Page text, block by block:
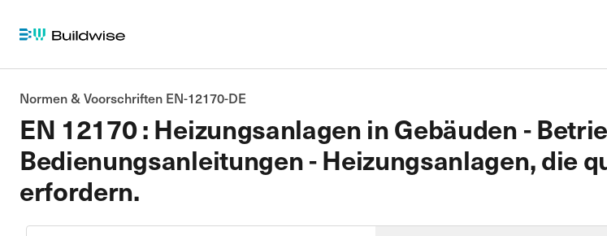
EN 12170 : Heizungsanlagen in Gebäuden -
Bedienungsanleitungen - Heizungsanlagen, die
erfordern.
Normen & Voorschriften EN-12170-DE